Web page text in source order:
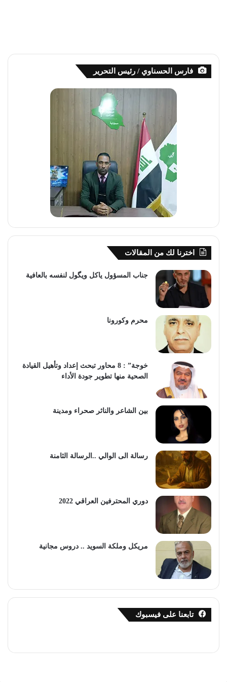
فارس الحسناوي / رئيس التحرير
اخترنا لك من المقالات
جناب المسؤول ياكل ويگول لنفسه بالعافية
محرم وكورونا
خوجة” : 8 محاور تبحث إعداد وتأهيل القيادة
الصحية منها تطوير جودة الأداء
بين الشاعر والناثر صحراء ومدينة
رسالة الى الوالي ..الرسالة الثامنة
دوري المحترفين العراقي 2022
مريكل وملكة السويد .. دروس مجانية
تابعنا على فيسبوك